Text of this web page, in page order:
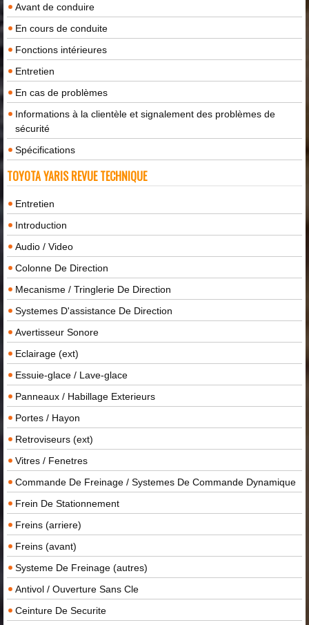
Avant de conduire
En cours de conduite
Fonctions intérieures
Entretien
En cas de problèmes
Informations à la clientèle et signalement des problèmes de
sécurité
Spécifications
TOYOTA YARIS REVUE TECHNIQUE
Entretien
Introduction
Audio / Video
Colonne De Direction
Mecanisme / Tringlerie De Direction
Systemes D'assistance De Direction
Avertisseur Sonore
Eclairage (ext)
Essuie-glace / Lave-glace
Panneaux / Habillage Exterieurs
Portes / Hayon
Retroviseurs (ext)
Vitres / Fenetres
Commande De Freinage / Systemes De Commande Dynamique
Frein De Stationnement
Freins (arriere)
Freins (avant)
Systeme De Freinage (autres)
Antivol / Ouverture Sans Cle
Ceinture De Securite